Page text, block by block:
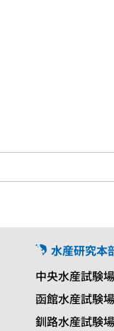
水産研究本
中央水産試験
函館水産試験
釧路水産試験